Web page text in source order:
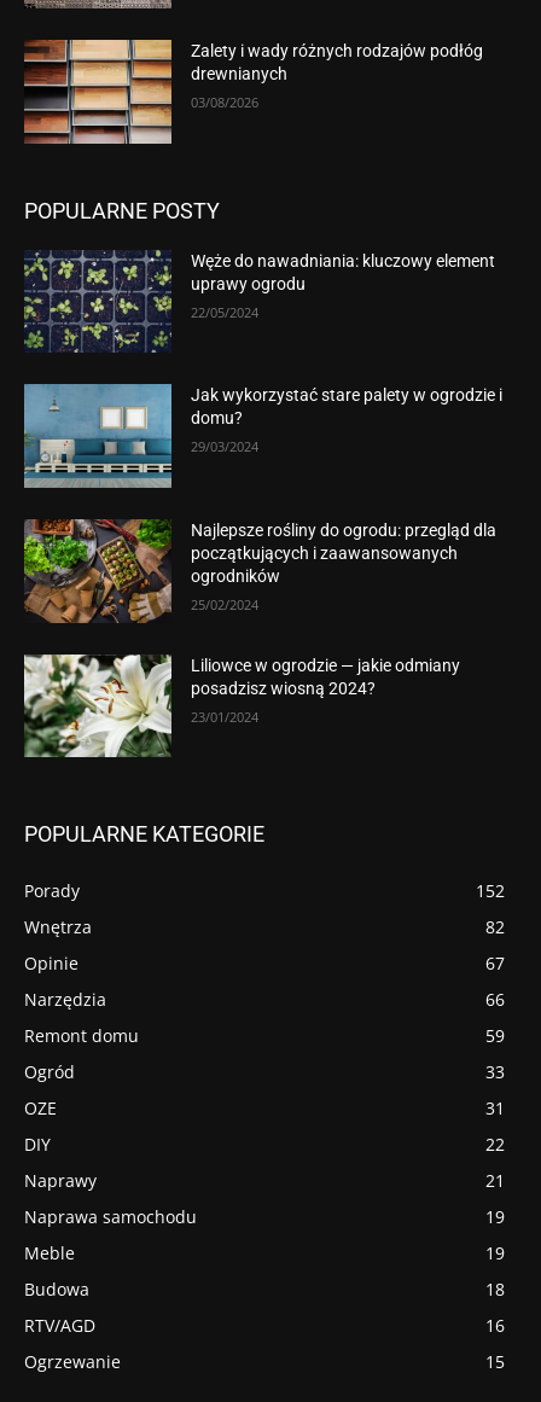
Zalety i wady różnych rodzajów podłóg
drewnianych
03/08/2026
POPULARNE POSTY
Węże do nawadniania: kluczowy element
uprawy ogrodu
22/05/2024
Jak wykorzystać stare palety w ogrodzie i
domu?
29/03/2024
Najlepsze rośliny do ogrodu: przegląd dla
początkujących i zaawansowanych
ogrodników
25/02/2024
Liliowce w ogrodzie — jakie odmiany
posadzisz wiosną 2024?
23/01/2024
POPULARNE KATEGORIE
Porady
152
Wnętrza
82
Opinie
67
Narzędzia
66
Remont domu
59
Ogród
33
OZE
31
DIY
22
Naprawy
21
Naprawa samochodu
19
Meble
19
Budowa
18
RTV/AGD
16
Ogrzewanie
15